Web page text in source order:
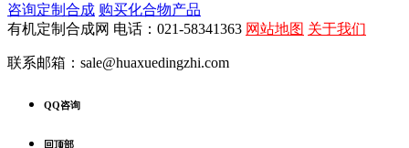
咨询定制合成 购买化合物产品
有机定制合成网 电话：021-58341363 网站地图 关于我们
联系邮箱：sale@huaxuedingzhi.com
QQ咨询
回顶部